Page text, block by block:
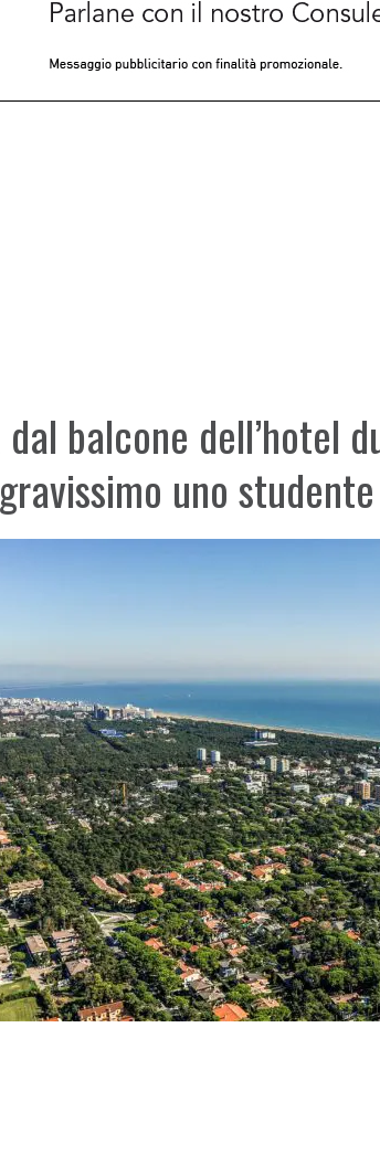
balcone dell’hotel
uno studente